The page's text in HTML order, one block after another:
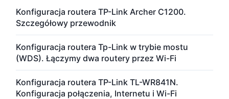
Konfiguracja routera TP-Link Archer C1200.
Szczegółowy przewodnik
Konfiguracja routera Tp-Link w trybie mostu
(WDS). Łączymy dwa routery przez Wi-Fi
Konfiguracja routera TP-Link TL-WR841N.
Konfiguracja połączenia, Internetu i Wi-Fi